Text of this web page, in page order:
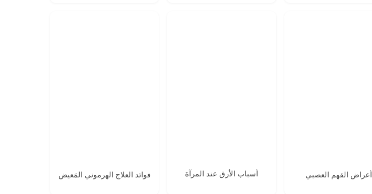
أعراض القهم العصبي أسباب الأرق عند المرآة فوائد العلاج الهرموني المَعيض